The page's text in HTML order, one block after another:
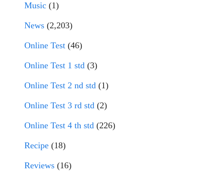
Music (1)
News (2,203)
Online Test (46)
Online Test 1 std (3)
Online Test 2 nd std (1)
Online Test 3 rd std (2)
Online Test 4 th std (226)
Recipe (18)
Reviews (16)